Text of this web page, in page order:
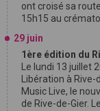
ont croisé sa
15h15 au
29 juin
1ère édition du
Le lundi 13 juillet
Libération à
Music Live, le
de Rive-de-Gier.